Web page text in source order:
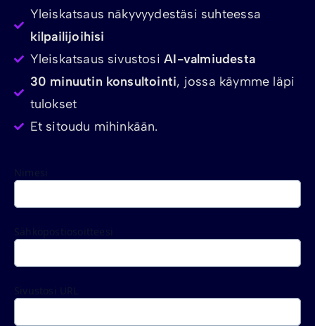
Yleiskatsaus näkyvyydestäsi suhteessa
kilpailijoihisi
Yleiskatsaus sivustosiAI-valmiudesta
30 minuutin konsultointi, jossa käymme läpi
tulokset
Et sitoudu mihinkään.